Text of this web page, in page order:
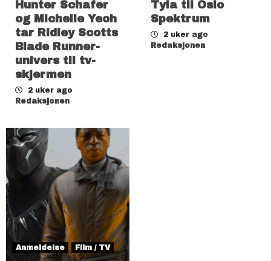
Hunter Schafer
og Michelle Yeoh
tar Ridley Scotts
Blade Runner-
univers til tv-
skjermen
2 uker ago
Redaksjonen
Tyla til Oslo
Spektrum
2 uker ago
Redaksjonen
Anmeldelse Film / TV